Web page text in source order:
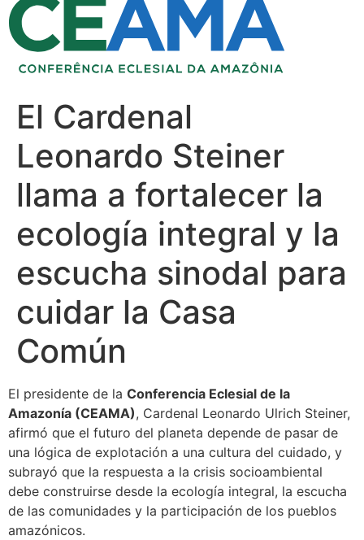
El Cardenal
Leonardo Steiner
llama a fortalecer la
ecología integral y la
escucha sinodal para
cuidar la Casa
Común
El presidente de la Conferencia Eclesial de la
Amazonía (CEAMA), Cardenal Leonardo Ulrich Steiner,
afirmó que el futuro del planeta depende de pasar de
una lógica de explotación a una cultura del cuidado, y
subrayó que la respuesta a la crisis socioambiental
debe construirse desde la ecología integral, la escucha
de las comunidades y la participación de los pueblos
amazónicos.